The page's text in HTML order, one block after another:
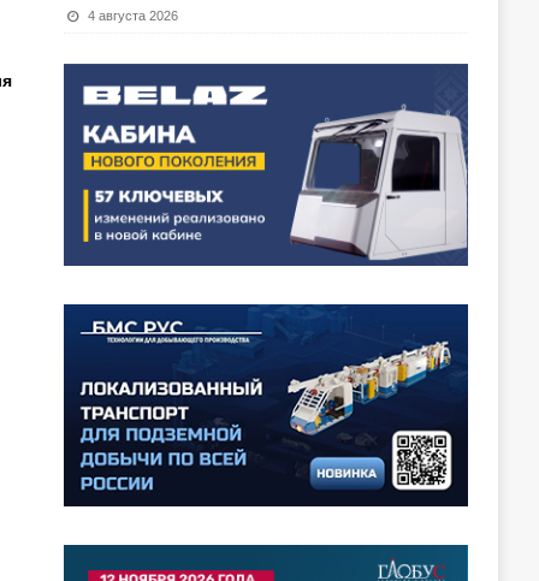
4 августа 2026